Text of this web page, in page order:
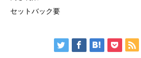
セットバック要